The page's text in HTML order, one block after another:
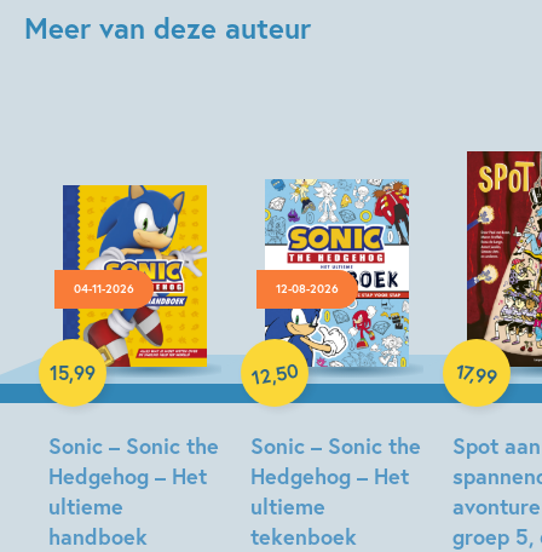
Meer van deze auteur
04-11-2026
Sonic – Sonic the
Hedgehog – Het
ultieme
handboek
15,99
Hardcover
12-08-2026
Sonic – Sonic the
Hedgehog – Het
ultieme
tekenboek
12,50
Paperback
Spot
groep 5,
17,99
Hardcover